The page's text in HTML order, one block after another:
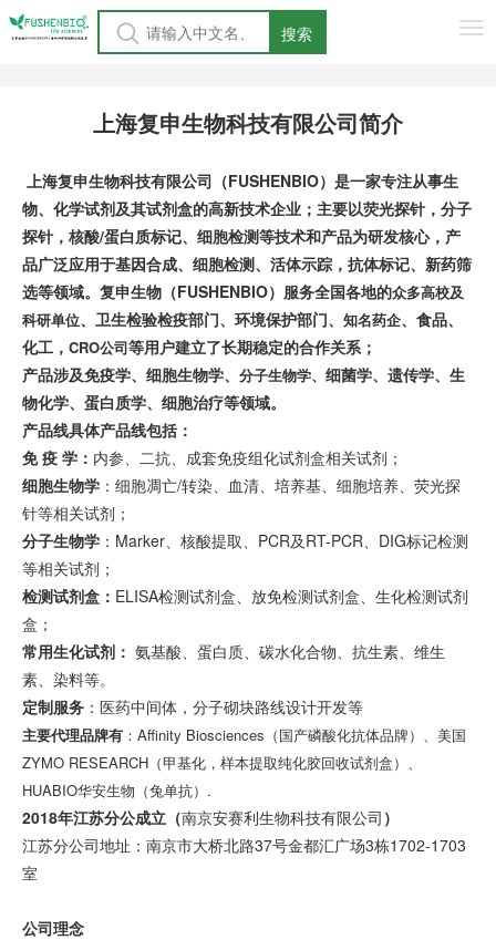
搜索
上海复申生物科技有限公司简介
上海复申生物科技有限公司（FUSHENBIO）是一家专注从事生
物、化学试剂及其试剂盒的高新技术企业；主要以荧光探针，分子
探针，核酸/蛋白质标记、细胞检测等技术和产品为研发核心，产
品广泛应用于基因合成、细胞检测、活体示踪，抗体标记、新药筛
选等领域。复申生物（FUSHENBIO）服务全国各地的众多高校及
科研单位、卫生检验检疫部门、环境保护部门、 知名药企、食品、
化工， CRO公司等用户建立了长期稳定的合作关系；
产品涉及免疫学、细胞生物学、 分子生物学、 细菌学、遗传学、生
物化学、蛋白质学、细胞治疗等领域。
产品线具体产品线包括：
免 疫 学： 内参、二抗、成套免疫组化试剂盒相关试剂；
细胞生物学 ：细胞凋亡/转染、血清、培养基、细胞培养、荧光探
针等相关试剂；
分子生物学 ：Marker、核酸提取、PCR及RT-PCR、DIG标记检测
等相关试剂；
检测试剂盒： ELISA检测试剂盒、放免检测试剂盒、生化检测试剂
盒；
常用生化试剂： 氨基酸、蛋白质、碳水化合物、抗生素、维生
素、染料等。
定制服务 ：医药中间体，分子砌块路线设计开发等
主要代理品牌有 ：Affinity Biosciences（国产磷酸化抗体品牌）、美国
ZYMO RESEARCH（甲基化，样本提取纯化胶回收试剂盒）、
HUABIO华安生物（兔单抗）.
2018年江苏分公成立（南京安赛利生物科技有限公司 ）
江苏分公司地址：南京市大桥北路37号金都汇广场3栋1702-1703
室
公司理念